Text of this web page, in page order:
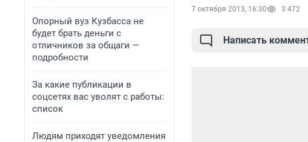
Опорный вуз Кузбасса не
будет брать деньги с
отличников за общаги —
подробности
За какие публикации в
соцсетях вас уволят с работы:
список
Людям приходят уведомления
7 октября 2013, 16:30 3 472
Написать